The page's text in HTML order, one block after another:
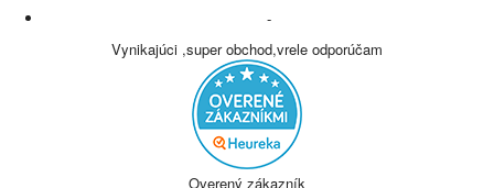
-
Vynikajúci ,super obchod,vrele odporúčam
Overený zákazník